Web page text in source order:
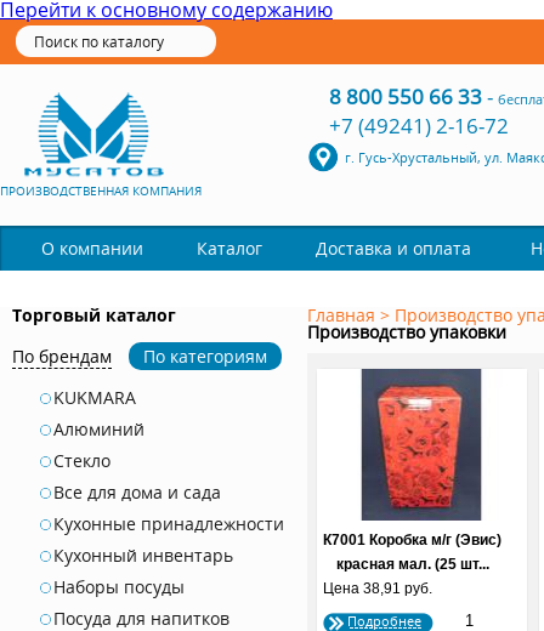
Перейти к основному содержанию
ПРОИЗВОДСТВЕННАЯ КОМПАНИЯ
8 800 550 66 33-
+7 (49241) 2-16-72
г. Гусь-Хрустальный, ул.
О компании Каталог Доставка и оплата
Торговый каталог
По брендам
По категориям
KUKMARA
Алюминий
Стекло
Все для дома и сада
Кухонные принадлежности
Кухонный инвентарь
Наборы посуды
Посуда для напитков
Главная > Производство
Производство упаковки
К7001 Коробка м/г (Эвис)
красная мал. (25 шт...
Цена 38,91 руб.
Подробнее